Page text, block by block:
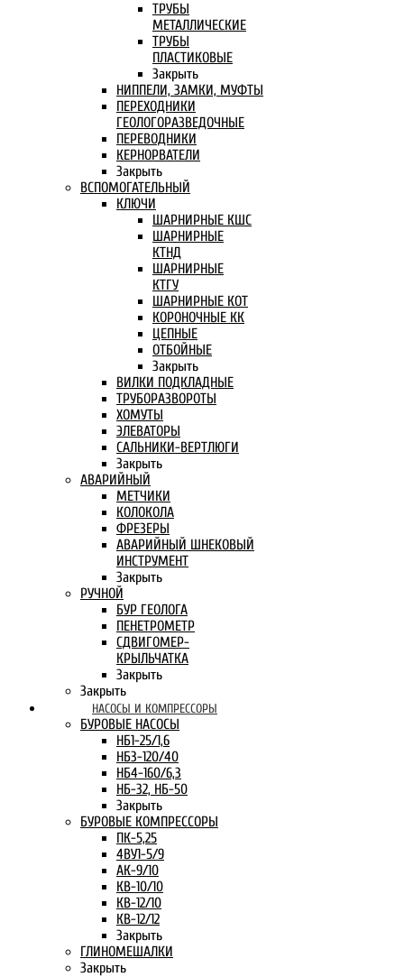
ТРУБЫ
МЕТАЛЛИЧЕСКИЕ
ТРУБЫ
ПЛАСТИКОВЫЕ
Закрыть
НИППЕЛИ, ЗАМКИ, МУФТЫ
ПЕРЕХОДНИКИ
ГЕОЛОГОРАЗВЕДОЧНЫЕ
ПЕРЕВОДНИКИ
КЕРНОРВАТЕЛИ
Закрыть
ВСПОМОГАТЕЛЬНЫЙ
КЛЮЧИ
ШАРНИРНЫЕ КШС
ШАРНИРНЫЕ
КТНД
ШАРНИРНЫЕ
КТГУ
ШАРНИРНЫЕ КОТ
КОРОНОЧНЫЕ КК
ЦЕПНЫЕ
ОТБОЙНЫЕ
Закрыть
ВИЛКИ ПОДКЛАДНЫЕ
ТРУБОРАЗВОРОТЫ
ХОМУТЫ
ЭЛЕВАТОРЫ
САЛЬНИКИ-ВЕРТЛЮГИ
Закрыть
АВАРИЙНЫЙ
МЕТЧИКИ
КОЛОКОЛА
ФРЕЗЕРЫ
АВАРИЙНЫЙ ШНЕКОВЫЙ
ИНСТРУМЕНТ
Закрыть
РУЧНОЙ
БУР ГЕОЛОГА
ПЕНЕТРОМЕТР
СДВИГОМЕР-
КРЫЛЬЧАТКА
Закрыть
Закрыть
НАСОСЫ И КОМПРЕССОРЫ
БУРОВЫЕ НАСОСЫ
НБ1-25/1,6
НБ3-120/40
НБ4-160/6,3
НБ-32, НБ-50
Закрыть
БУРОВЫЕ КОМПРЕССОРЫ
ПК-5,25
4ВУ1-5/9
АК-9/10
КВ-10/10
КВ-12/10
КВ-12/12
Закрыть
ГЛИНОМЕШАЛКИ
Закрыть